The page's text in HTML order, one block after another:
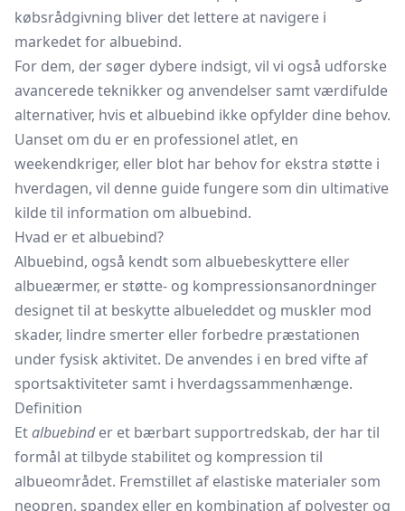
købsrådgivning bliver det lettere at navigere i
markedet for albuebind.
For dem, der søger dybere indsigt, vil vi også udforske
avancerede teknikker og anvendelser samt værdifulde
alternativer, hvis et albuebind ikke opfylder dine behov.
Uanset om du er en professionel atlet, en
weekendkriger, eller blot har behov for ekstra støtte i
hverdagen, vil denne guide fungere som din ultimative
kilde til information om albuebind.
Hvad er et albuebind?
Albuebind, også kendt som albuebeskyttere eller
albueærmer, er støtte- og kompressionsanordninger
designet til at beskytte albueleddet og muskler mod
skader, lindre smerter eller forbedre præstationen
under fysisk aktivitet. De anvendes i en bred vifte af
sportsaktiviteter samt i hverdagssammenhænge.
Definition
Etalbuebinder et bærbart supportredskab, der har til
formål at tilbyde stabilitet og kompression til
albueområdet. Fremstillet af elastiske materialer som
neopren, spandex eller en kombination af polyester og